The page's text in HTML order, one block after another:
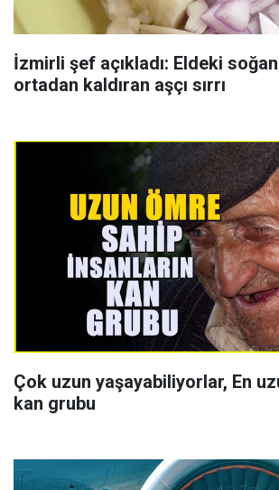
İzmirli şef açıkladı: Eldeki
ortadan kaldıran aşçı sırrı
Çok uzun yaşayabiliyorlar, En
kan grubu